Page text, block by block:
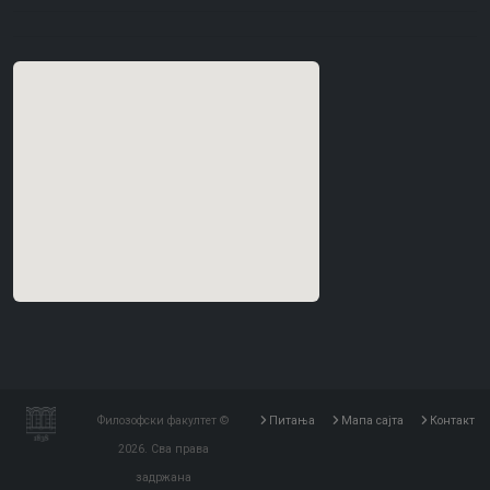
Филозофски факултет ©
2026. Сва права
задржана
Питања Мапа сајта Контакт